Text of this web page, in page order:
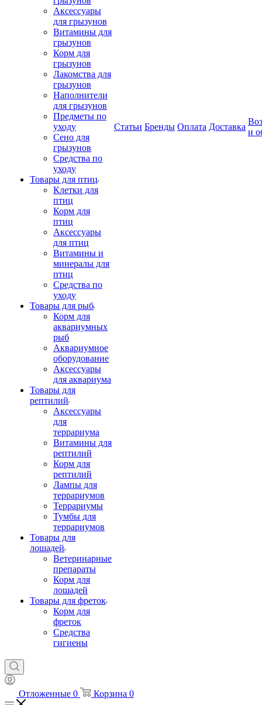
Аксессуары
для грызунов
Витамины для
грызунов
Корм для
грызунов
Лакомства для
грызунов
Наполнители
для грызунов
Предметы по
уходу
Сено для
грызунов
Средства по
уходу
Товары для птиц
Клетки для
птиц
Корм для
птиц
Аксессуары
для птиц
Витамины и
минералы для
птиц
Средства по
уходу
Товары для рыб
Корм для
аквариумных
рыб
Аквариумное
оборудование
Аксессуары
для аквариума
Товары для
рептилий
Аксессуары
для
террариума
Витамины для
рептилий
Корм для
рептилий
Лампы для
террариумов
Террариумы
Тумбы для
террариумов
Товары для
лошадей
Ветеринарные
препараты
Корм для
лошадей
Товары для фреток
Корм для
фреток
Средства
гигиены
Статьи Бренды Оплата Доставка
и
Отложенные 0 Корзина 0